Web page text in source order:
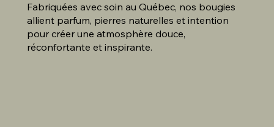
Fabriquées avec soin au Québec, nos bougies
allient parfum, pierres naturelles et intention
pour créer une atmosphère douce,
réconfortante et inspirante.